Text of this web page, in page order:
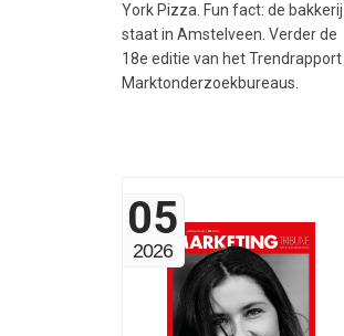
York Pizza. Fun fact: de bakkerij
staat in Amstelveen. Verder de
18e editie van het Trendrapport
Marktonderzoekbureaus.
05
2026